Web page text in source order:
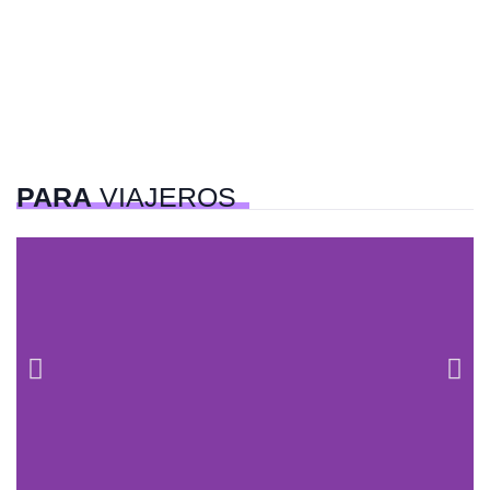
PARAVIAJEROS